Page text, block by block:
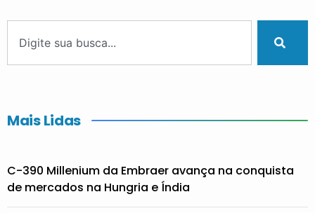
Mais Lidas
C-390 Millenium da Embraer avança na conquista
de mercados na Hungria e Índia